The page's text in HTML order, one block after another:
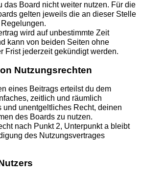
das Board nicht weiter nutzen. Für die
gelten jeweils die an dieser Stelle
wird auf unbestimmte Zeit
kann von beiden Seiten ohne
Frist jederzeit gekündigt werden.
Nutzungsrechten
eines Beitrags erteilst du dem
zeitlich und räumlich
und unentgeltliches Recht, deinen
des Boards zu nutzen.
nach Punkt 2, Unterpunkt a bleibt
des Nutzungsvertrages